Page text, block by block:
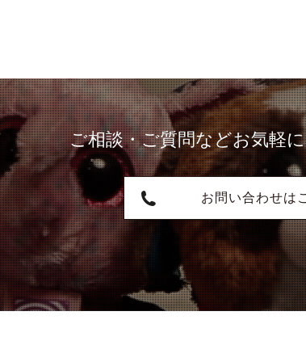
ご相談・ご質問などお気軽
お問い合わせは